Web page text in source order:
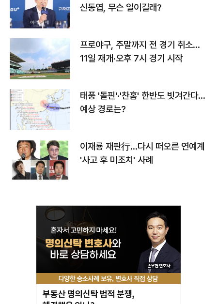
신동엽, 무슨 일이길래?
프로야구, 주말까지 전 경기 취소…
11일 재개·오후 7시 경기 시작
태풍 '돌핀'·'찬홈' 한반도 빗겨간다…
예상 경로는?
이재룡 재판行…다시 떠오른 연예계
'사고 후 미조치' 사례